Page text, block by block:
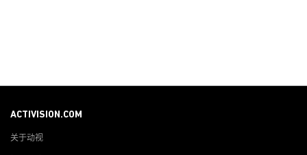
ACTIVISION.COM
关于动视